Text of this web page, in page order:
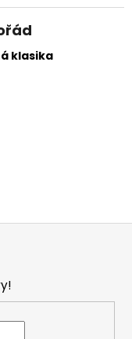
klasika